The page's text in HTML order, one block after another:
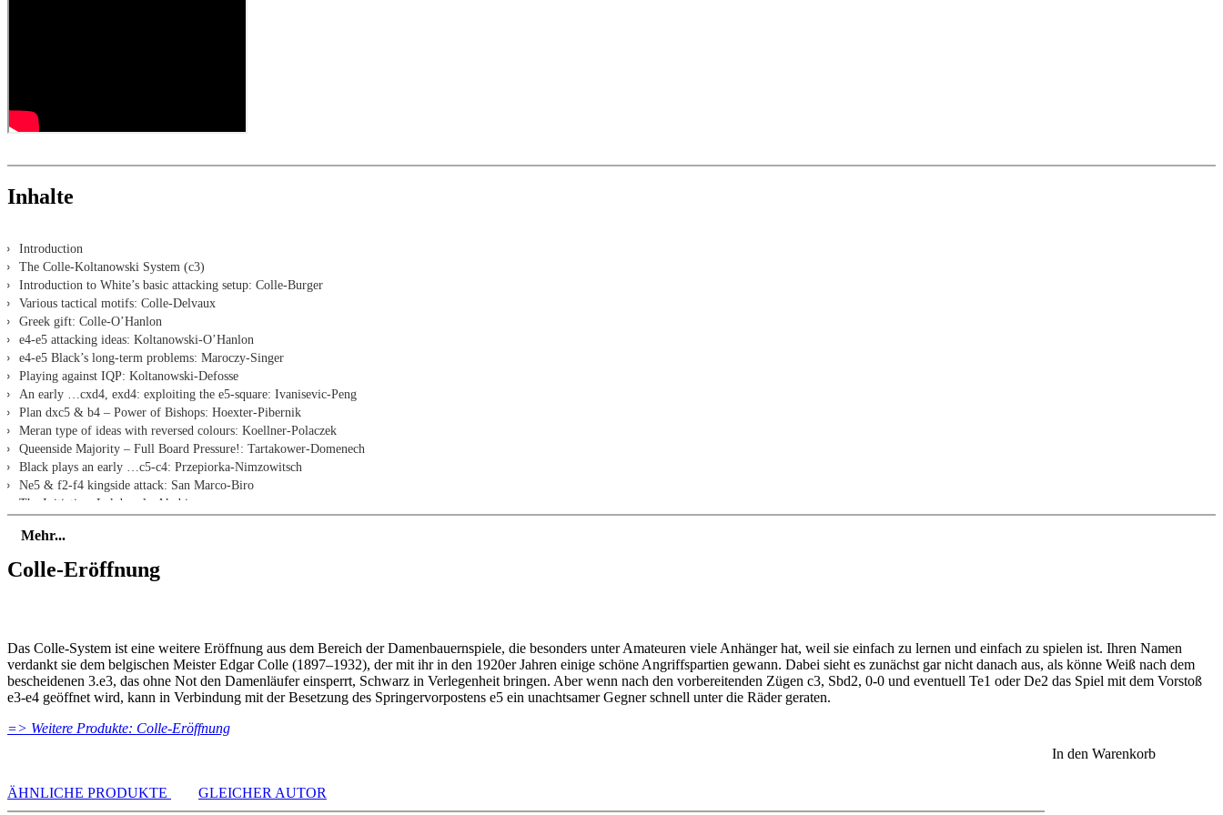
Inhalte
Introduction
The Colle-Koltanowski System (c3)
Introduction to White’s basic attacking setup: Colle-Burger
Various tactical motifs: Colle-Delvaux
Greek gift: Colle-O’Hanlon
e4-e5 attacking ideas: Koltanowski-O’Hanlon
e4-e5 Black’s long-term problems: Maroczy-Singer
Playing against IQP: Koltanowski-Defosse
An early …cxd4, exd4: exploiting the e5-square: Ivanisevic-Peng
Plan dxc5 & b4 – Power of Bishops: Hoexter-Pibernik
Meran type of ideas with reversed colours: Koellner-Polaczek
Queenside Majority – Full Board Pressure!: Tartakower-Domenech
Black plays an early …c5-c4: Przepiorka-Nimzowitsch
Ne5 & f2-f4 kingside attack: San Marco-Biro
The Initiative: Lakdawala-Akobian
Modern Classics
Rook Lift: Wei Yi-Vidit
Colle System in World Championship match!: Ding Liren-Nepomniachtchi
Power of White’s Bishops: Jussupow-Scheeren
Super GM vs. Amateur – basic ideas explained: Jussupow-Uurits
A Free Attack!: Maroczy-Blake
How to anticipate Black’s defensive measures: Bruzon-Anand
A sensational new interpretation of the Zukertort!: Carlsen-Korobov
c4-d4 vs. d6-e6 attacking plans for White: Colle-Gruenfeld
A repertoire against Benko/Ben-Oni: Efimenko-Hnydiuk
Mehr...
Colle-Eröffnung
Das Colle-System ist eine weitere Eröffnung aus dem Bereich der Damenbauernspiele, die besonders unter Amateuren viele Anhänger hat, weil sie einfach zu lernen und einfach zu spielen ist. Ihren Namen
verdankt sie dem belgischen Meister Edgar Colle (1897–1932), der mit ihr in den 1920er Jahren einige schöne Angriffspartien gewann. Dabei sieht es zunächst gar nicht danach aus, als könne Weiß nach dem
bescheidenen 3.e3, das ohne Not den Damenläufer einsperrt, Schwarz in Verlegenheit bringen. Aber wenn nach den vorbereitenden Zügen c3, Sbd2, 0-0 und eventuell Te1 oder De2 das Spiel mit dem Vorstoß
e3-e4 geöffnet wird, kann in Verbindung mit der Besetzung des Springervorpostens e5 ein unachtsamer Gegner schnell unter die Räder geraten.
=> Weitere Produkte: Colle-Eröffnung
In den Warenkorb
ÄHNLICHE PRODUKTE GLEICHER AUTOR